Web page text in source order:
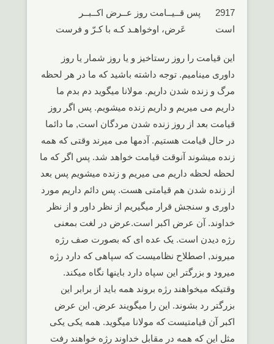
2917 پس قــیــامت روز عــرض اکــبــر
است عَرض، اوخواهـد کـه با کـرّ و فرست
این قیامت را روز رستاخیز و یا روز شمار یا روز
داوری مینامیم. توجه داشته باشید که ما در هر لحظه
مرگ و زنده شدن داریم. مولانا میگوید دم بدم ما
داریم می میریم و داریم زنده میشویم. پس اگر روز
قیامت بعد از روز زنده شدن مردگان است, ما دائما
در حال قیامت هستیم. آدمها می میرند وقتی که همه
زنده میشوند آنوقت قیامت خواهد شد. پس اگر که ما
لحظه لحظه داریم می میریم و زنده میشویم پس بعد
از زنده شدن هم قیامتی هست. پس دائم داریم مورد
داوری و سنجش قرار میگیریم از نظر داور و از نظر
خداوند. آن عرض اکبر است.عرض در لغت بمعنی
رژه دیدن است. یک عده ای که بصورت صف رژه
میروند, اصطلاح نظامیست که سپاهی که دارد رژه
میرود و بزرگتر این سپاه دارد باینها نگاه میکند.
وقتیکه میخواهند رژه بروند همه باید از برابر این
بزرگتر رد بشوند. این را میگویند عرض. این عرض
اکبر آن قیامتیست که مولانا میگوید. همه یکی یکی
مثل این که همه در مقابل خداوند رژه خواهند رفت